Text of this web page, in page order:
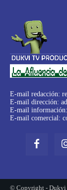
E-mail redacción:
E-mail dirección:
E-mail información:
E-mail comercial:
© Copyright - Dukvi